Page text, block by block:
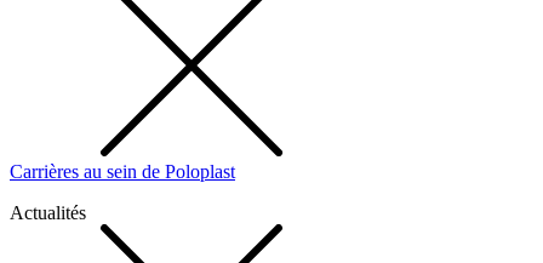
Carrières au sein de Poloplast
Actualités